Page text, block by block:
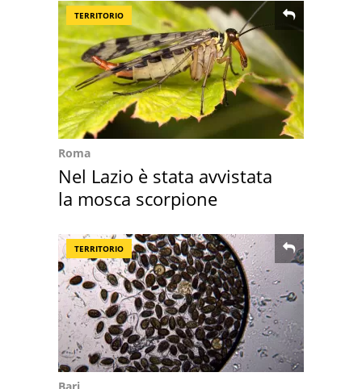
TERRITORIO
Roma
Nel Lazio è stata avvistata
la mosca scorpione
TERRITORIO